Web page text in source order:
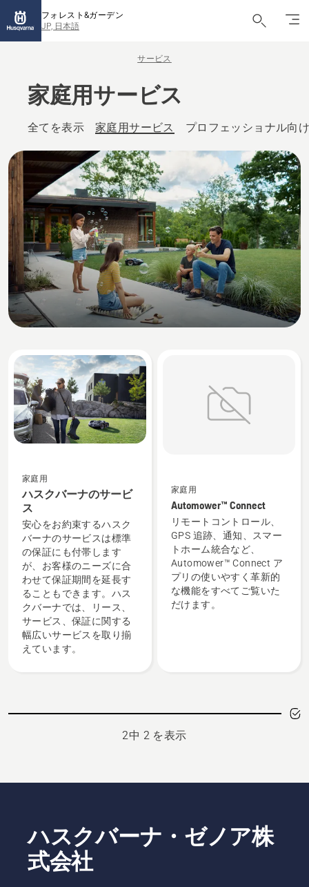
フォレスト&ガーデン
JP, 日本語
サービス
家庭用サービス
全てを表示 家庭用サービス プロフェッショナル向
ハス
クバ
ーナ
で
は、
製品
の活
用に
役立
つ大
さま
なサ
ービ
スを
ご提
供し
てい
家庭用
ハスクバーナのサービ
ス
安心をお約束するハスク
バーナのサービスは標準
の保証にも付帯します
が、お客様のニーズに合
わせて保証期間を延長す
ることもできます。ハス
クバーナでは、リース、
サービス、保証に関する
幅広いサービスを取り揃
えています。
家庭用
Automower™ Connect
リモートコントロール、
GPS 追跡、通知、スマー
トホーム統合など、
Automower™ Connect ア
プリの使いやすく革新的
な機能をすべてご覧いた
だけます。
2中 2 を表示
ハスクバーナ・ゼノア株
式会社